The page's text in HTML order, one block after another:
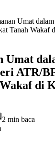
Umat
Tanah Wakaf
Umat
ATR/
di
2 min baca